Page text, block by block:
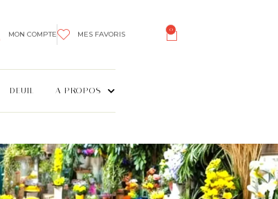
MON COMPTE MES FAVORIS
0
DEUIL A PROPOS